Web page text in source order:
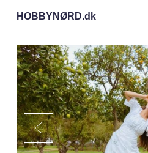
HOBBYNØRD.dk